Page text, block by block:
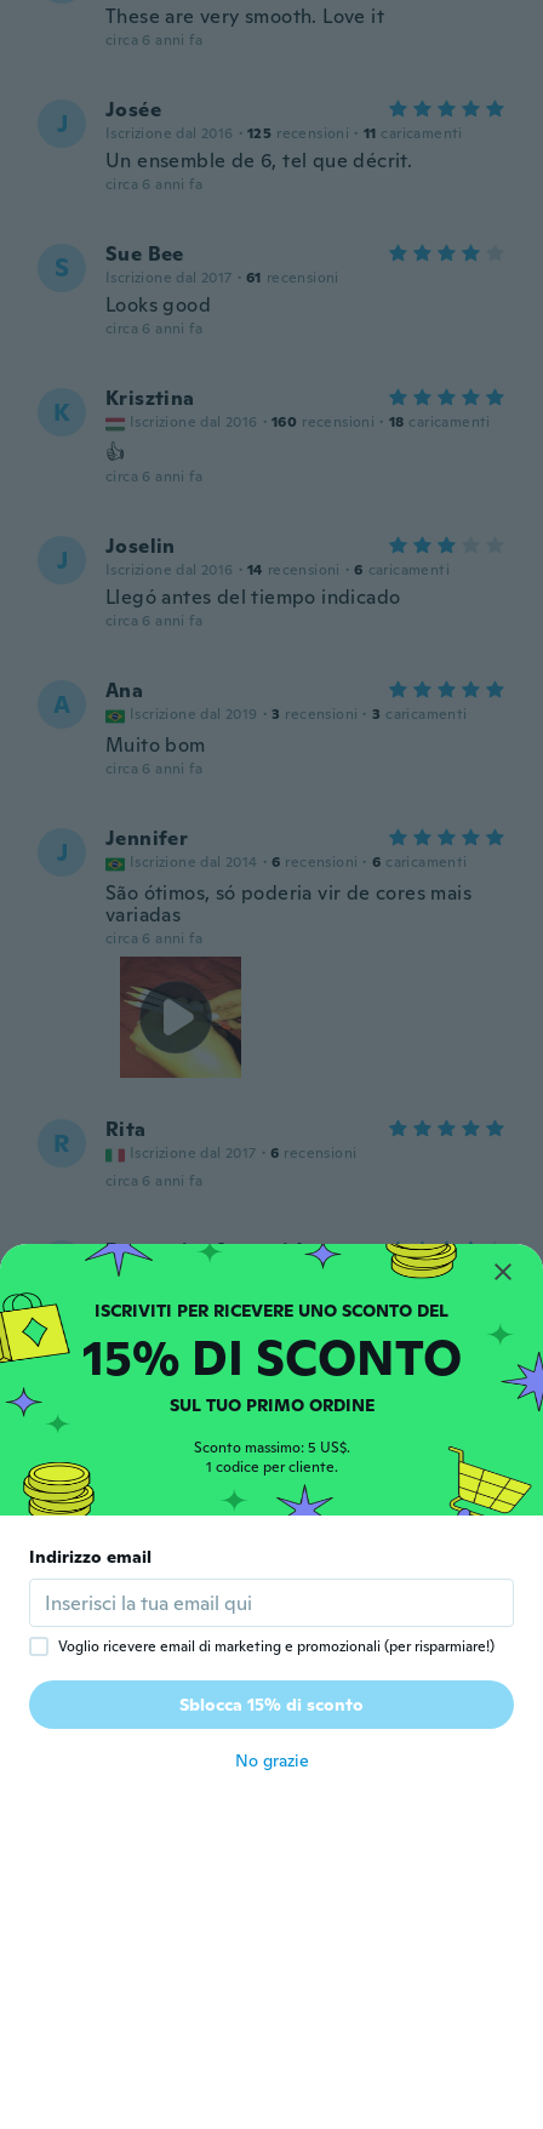
These are very smooth. Love it
circa 6 anni fa
J Josée
Iscrizione dal 2016 · 125 recensioni · 11 caricamenti
Un ensemble de 6, tel que décrit.
circa 6 anni fa
S Sue Bee
Iscrizione dal 2017 · 61 recensioni
Looks good
circa 6 anni fa
K Krisztina
Iscrizione dal 2016 · 160 recensioni · 18 caricamenti
👍
circa 6 anni fa
J Joselin
Iscrizione dal 2016 · 14 recensioni · 6 caricamenti
Llegó antes del tiempo indicado
circa 6 anni fa
A Ana
Iscrizione dal 2019 · 3 recensioni · 3 caricamenti
Muito bom
circa 6 anni fa
J Jennifer
Iscrizione dal 2014 · 6 recensioni · 6 caricamenti
São ótimos, só poderia vir de cores mais
variadas
circa 6 anni fa
R Rita
Iscrizione dal 2017 · 6 recensioni
circa 6 anni fa
Rosemeire Aparecida
recensioni caricamenti
Chegou certinho
S
Très belle couleur plus grand que je le
A Aline
circa 6 anni fa
Marco
Iscrizione dal 2020 · 8 recensioni
15% DI SCONTO
SUL TUO PRIMO ORDINE
Sconto massimo: 5 US$.
1 codice per cliente.
Indirizzo email
Voglio ricevere email di marketing e promozionali (per risparmiare!)
Sblocca 15% di sconto
No grazie